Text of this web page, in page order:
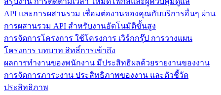
API และการผสานรวม เชื่อมต่องานของคุณกับบริการอื่นๆ ผ่าน
การผสานรวม API สำหรับงานอัตโนมัติขั้นสูง
การจัดการโครงการ ใช้โครงการ เวิร์กกรุ๊ป การวางแผน
โครงการ บทบาท สิทธิ์การเข้าถึง
ผลการทำงานของพนักงาน มีประสิทธิผลด้วยรายงานของงาน
การจัดการภาระงาน ประสิทธิภาพของงาน และตัวชี้วัด
ประสิทธิภาพ